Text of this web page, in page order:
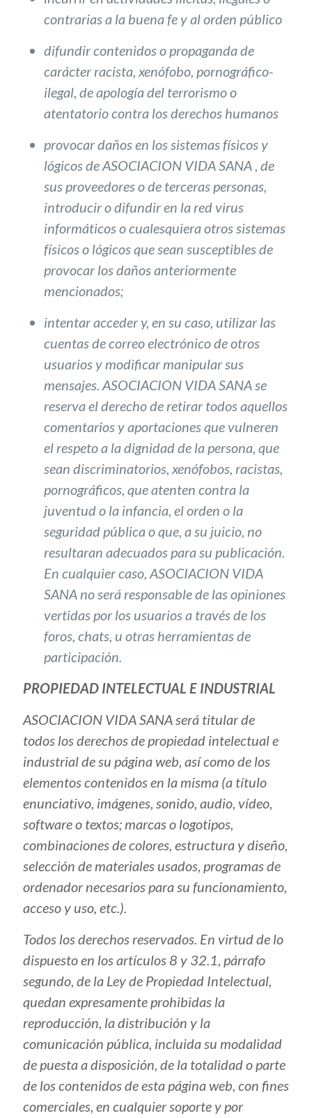
contrarias a la buena fe y al orden público
difundir contenidos o propaganda de
carácter racista, xenófobo, pornográfico-
ilegal, de apología del terrorismo o
atentatorio contra los derechos humanos
provocar daños en los sistemas físicos y
lógicos de ASOCIACION VIDA SANA , de
sus proveedores o de terceras personas,
introducir o difundir en la red virus
informáticos o cualesquiera otros sistemas
físicos o lógicos que sean susceptibles de
provocar los daños anteriormente
mencionados;
intentar acceder y, en su caso, utilizar las
cuentas de correo electrónico de otros
usuarios y modificar manipular sus
mensajes. ASOCIACION VIDA SANA se
reserva el derecho de retirar todos aquellos
comentarios y aportaciones que vulneren
el respeto a la dignidad de la persona, que
sean discriminatorios, xenófobos, racistas,
pornográficos, que atenten contra la
juventud o la infancia, el orden o la
seguridad pública o que, a su juicio, no
resultaran adecuados para su publicación.
En cualquier caso, ASOCIACION VIDA
SANA no será responsable de las opiniones
vertidas por los usuarios a través de los
foros, chats, u otras herramientas de
participación.
PROPIEDAD INTELECTUAL E INDUSTRIAL
ASOCIACION VIDA SANA será titular de
todos los derechos de propiedad intelectual e
industrial de su página web, así como de los
elementos contenidos en la misma (a título
enunciativo, imágenes, sonido, audio, vídeo,
software o textos; marcas o logotipos,
combinaciones de colores, estructura y diseño,
selección de materiales usados, programas de
ordenador necesarios para su funcionamiento,
acceso y uso, etc.).
Todos los derechos reservados. En virtud de lo
dispuesto en los artículos 8 y 32.1, párrafo
segundo, de la Ley de Propiedad Intelectual,
quedan expresamente prohibidas la
reproducción, la distribución y la
comunicación pública, incluida su modalidad
de puesta a disposición, de la totalidad o parte
de los contenidos de esta página web, con fines
comerciales, en cualquier soporte y por